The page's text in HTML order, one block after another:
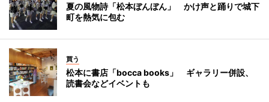
夏の風物詩「松本ぼんぼん」 かけ声と踊りで城下
町を熱気に包む
買う
松本に書店「bocca books」 ギャラリー併設、
読書会などイベントも